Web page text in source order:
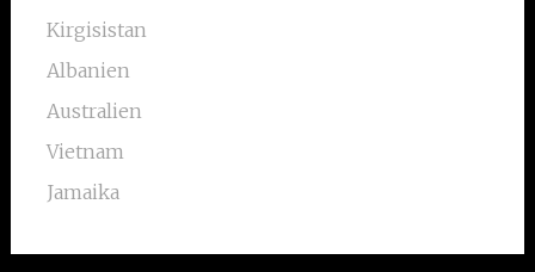
Kirgisistan
Albanien
Australien
Vietnam
Jamaika